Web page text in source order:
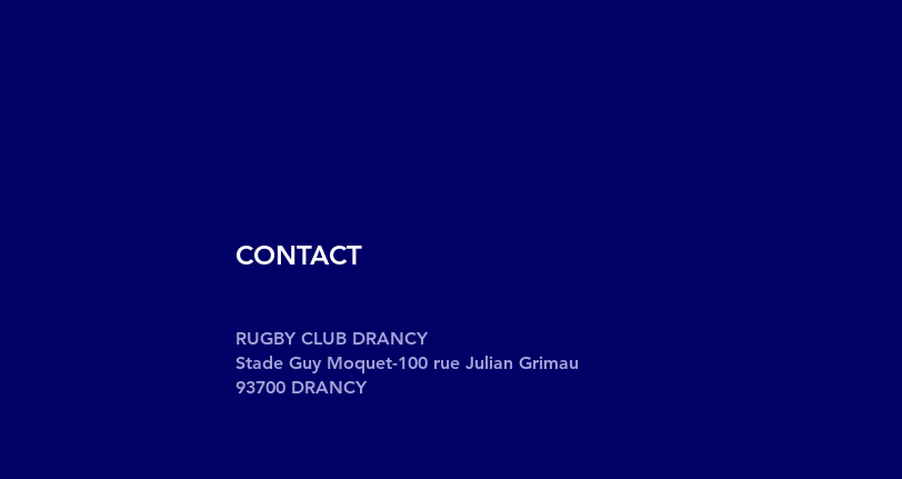
CONTACT
RUGBY CLUB DRANCY
Stade Guy Moquet-100 rue Julian Grimau
93700 DRANCY